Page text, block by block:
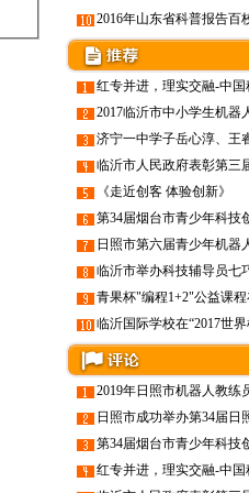
2016年山东省科普报告百
2017临沂市中小学生机器
《走近创客 体验创新》
第34届烟台市青少年科技
第34届烟台市青少年科技